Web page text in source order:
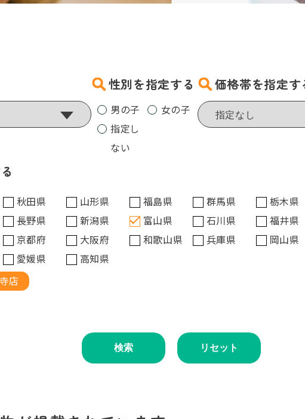
性別を指定する
男の子
女の子
指定し
ない
価格帯を指定す
秋田県 山形県 福島県 群馬県
栃木県
長野県 新潟県 富山県 石川県
福井県
京都府 大阪府 和歌山県 兵庫県
岡山県
愛媛県
高知県
店
検索 リセット